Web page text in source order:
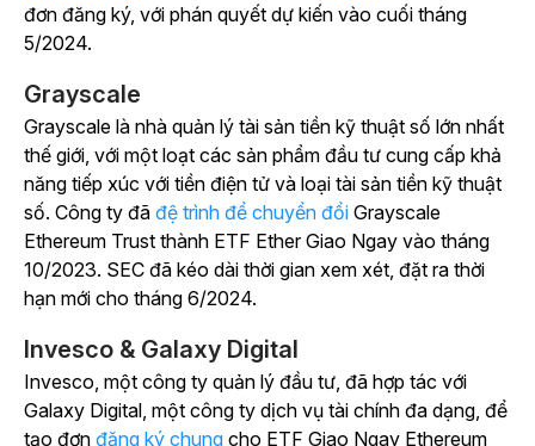
đơn đăng ký, với phán quyết dự kiến vào cuối tháng
5/2024.
Grayscale
Grayscale là nhà quản lý tài sản tiền kỹ thuật số lớn nhất
thế giới, với một loạt các sản phẩm đầu tư cung cấp khả
năng tiếp xúc với tiền điện tử và loại tài sản tiền kỹ thuật
số. Công ty đã đệ trình để chuyển đổi Grayscale
Ethereum Trust thành ETF Ether Giao Ngay vào tháng
10/2023. SEC đã kéo dài thời gian xem xét, đặt ra thời
hạn mới cho tháng 6/2024.
Invesco & Galaxy Digital
Invesco, một công ty quản lý đầu tư, đã hợp tác với
Galaxy Digital, một công ty dịch vụ tài chính đa dạng, để
tạo đơn đăng ký chung cho ETF Giao Ngay Ethereum